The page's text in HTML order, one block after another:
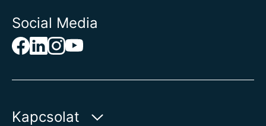
Social Media
Kapcsolat